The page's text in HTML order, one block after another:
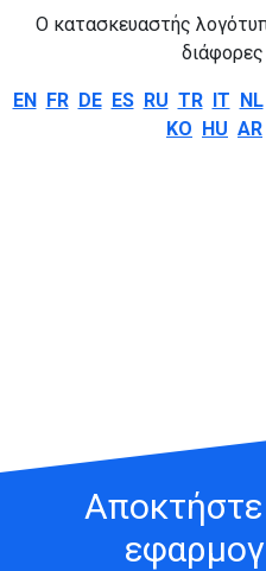
Ο κατασκευαστής
EN FR DE ES RU TR IT NL
KO HU AR